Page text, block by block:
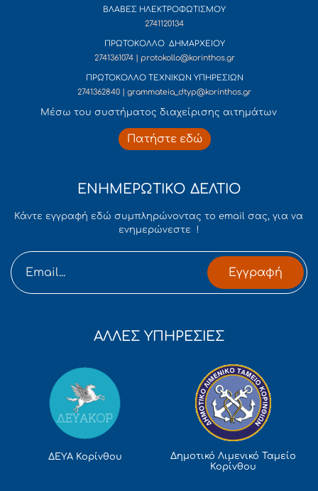
ΒΛΑΒΕΣ ΗΛΕΚΤΡΟΦΩΤΙΣΜΟΥ
2741120134
ΠΡΩΤΟΚΟΛΛΟ ΔΗΜΑΡΧΕΙΟΥ
2741361074 | protokollo@korinthos.gr
ΠΡΩΤΟΚΟΛΛΟ ΤΕΧΝΙΚΩΝ ΥΠΗΡΕΣΙΩΝ
2741362840 | grammateia_dtyp@korinthos.gr
Mέσω του συστήματος διαχείρισης αιτημάτων
Πατήστε εδώ
ΕΝΗΜΕΡΩΤΙΚΟ ΔΕΛΤΙΟ
Κάντε εγγραφή εδώ συμπληρώνοντας το email σας, για να
ενημερώνεστε !
Εγγραφή
ΑΛΛΕΣ ΥΠΗΡΕΣΙΕΣ
ΔΕΥΑ Κορίνθου
Δημοτικό Λιμενικό Ταμείο
Κορίνθου